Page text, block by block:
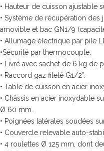
• Hauteur de cuisson ajustable
• Système de récupération
amovible et bac GN1/9
• Allumage électrique par pile
•Sécurité par thermocouple.
• Livré avec sachet de 6 kg de
• Raccord gaz fileté G1/2”.
• Table de cuisson en acier
• Châssis en acier inoxydable
Ø 60 mm.
• Poignées latérales soudées
• Couvercle relevable auto-
• 4 roulettes Ø 125 mm, dont